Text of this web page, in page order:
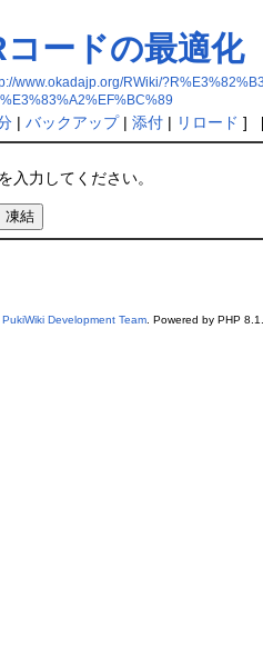
コードの最適化
www.okadajp.org/RWiki/
| バックアップ| 添付| リロード ]
入力してください。
PukiWiki Development Team. Powered by PHP